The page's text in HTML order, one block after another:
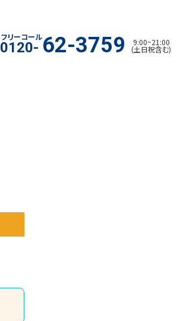
フリーコール
0120- 62-3759 9:00~21:00
(土日祝含む)